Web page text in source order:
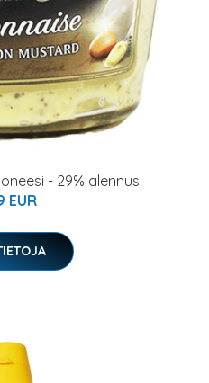
- 29% alennus
EUR